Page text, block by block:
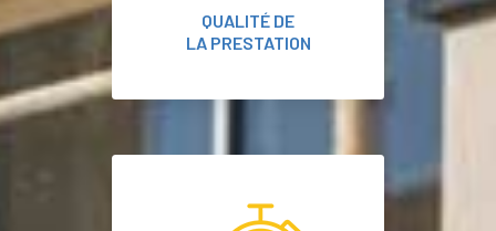
QUALITÉ DE
LA PRESTATION